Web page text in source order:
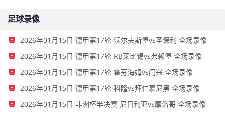
足球录像
2026年01月15日 德甲第17轮 沃尔夫斯堡vs圣保利 全场录像
2026年01月15日 德甲第17轮 RB莱比锡vs弗赖堡 全场录像
2026年01月15日 德甲第17轮 霍芬海姆vs门兴 全场录像
2026年01月15日 德甲第17轮 科隆vs拜仁慕尼黑 全场录像
2026年01月15日 非洲杯半决赛 尼日利亚vs摩洛哥 全场录像